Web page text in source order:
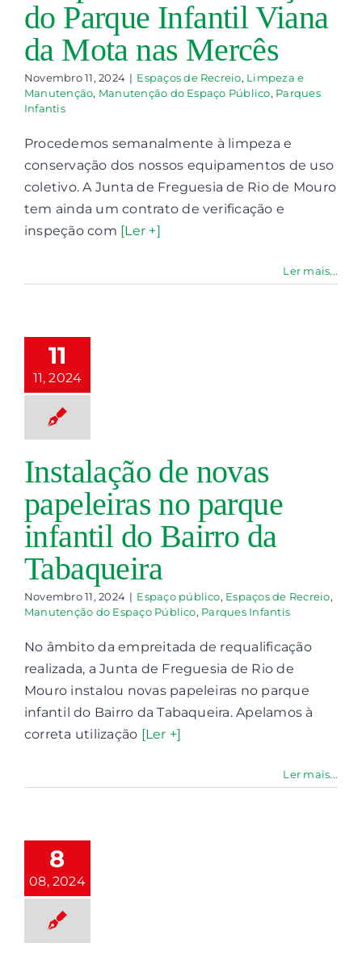
do Parque Infantil Viana
da Mota nas Mercês
Novembro 11, 2024 | Espaços de Recreio, Limpeza e
Manutenção, Manutenção do Espaço Público, Parques
Infantis
Procedemos semanalmente à limpeza e
conservação dos nossos equipamentos de uso
coletivo. A Junta de Freguesia de Rio de Mouro
tem ainda um contrato de verificação e
inspeção com [Ler +]
Ler mais...
11
11, 2024
novas
da
público
de Recreio
do
Infantis
Instalação de novas
papeleiras no parque
infantil do Bairro da
Tabaqueira
Novembro 11, 2024 | Espaço público, Espaços de Recreio,
Manutenção do Espaço Público, Parques Infantis
No âmbito da empreitada de requalificação
realizada, a Junta de Freguesia de Rio de
Mouro instalou novas papeleiras no parque
infantil do Bairro da Tabaqueira. Apelamos à
correta utilização [Ler +]
Ler mais...
8
08, 2024
do
e
Espaço
Espaços de
Juventude
Limpeza e